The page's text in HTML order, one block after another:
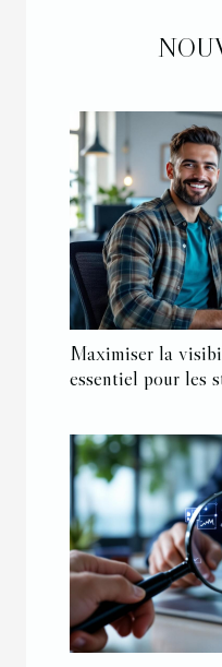
Maximiser la
essentiel pour les